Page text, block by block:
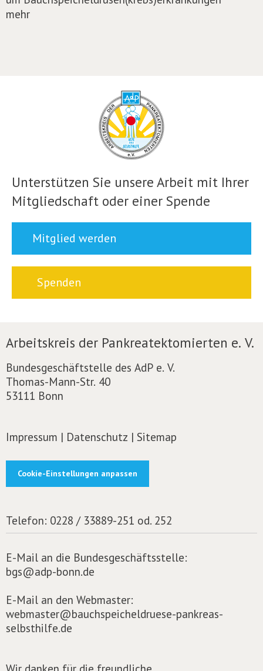
mehr
Unterstützen Sie unsere Arbeit mit Ihrer
Mitgliedschaft oder einer Spende
Mitglied werden
Spenden
Arbeitskreis der Pankreatektomierten e. V.
Bundesgeschäftstelle des AdP e. V.
Thomas-Mann-Str. 40
53111 Bonn
Impressum | Datenschutz | Sitemap
Cookie-Einstellungen anpassen
Telefon: 0228 / 33889-251 od. 252
E-Mail an die Bundesgeschäftsstelle:
bgs@adp-bonn.de
E-Mail an den Webmaster:
webmaster@bauchspeicheldruese-pankreas-
selbsthilfe.de